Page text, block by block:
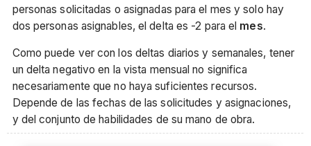
personas solicitadas o asignadas para el mes y solo hay
dos personas asignables, el delta es -2 para el mes.
Como puede ver con los deltas diarios y semanales, tener
un delta negativo en la vista mensual no significa
necesariamente que no haya suficientes recursos.
Depende de las fechas de las solicitudes y asignaciones,
y del conjunto de habilidades de su mano de obra.